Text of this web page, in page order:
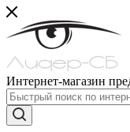
Интернет-магазин